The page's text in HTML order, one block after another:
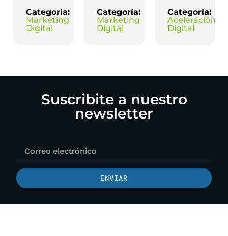
Marketing:
Cómo
integrar
en
Estrategia
Categoría:
Marketing
Digital
detectar
textos
redactados
Artificial
en
Marketing
Digital
Categoría:
Marketing
Digital
Cómo
la IA
Está
ADN
Categoría:
Aceleración
Digital
Suscribite a nuestro
newsletter
ENVIAR